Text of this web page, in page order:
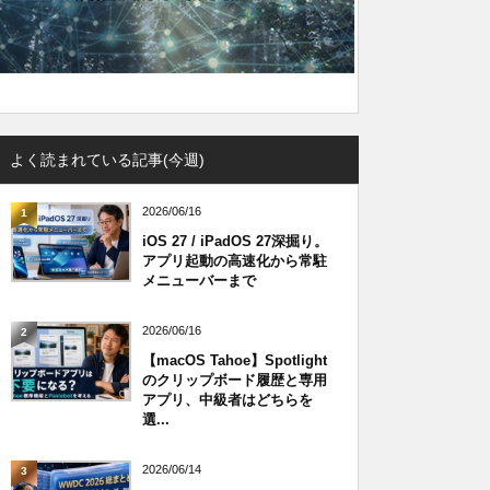
よく読まれている記事(今週)
1 2026/06/16
iOS 27 / iPadOS 27深掘り。
アプリ起動の高速化から常駐
メニューバーまで
2 2026/06/16
【macOS Tahoe】Spotlight
のクリップボード履歴と専用
アプリ、中級者はどちらを
選...
3 2026/06/14